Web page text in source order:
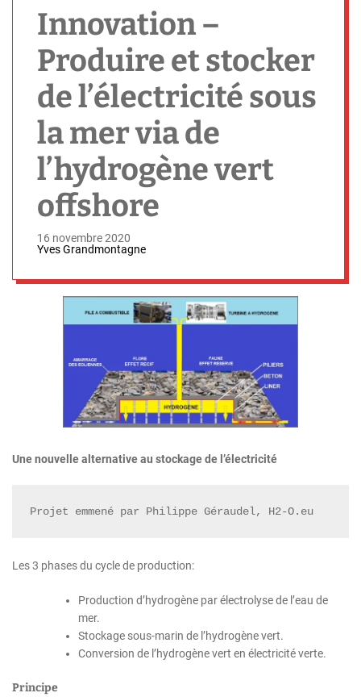
Innovation –
Produire et stocker
de l’électricité sous
la mer via de
l’hydrogène vert
offshore
16 novembre 2020
Yves Grandmontagne
Une nouvelle alternative au stockage de l’électricité
Projet emmené par Philippe Géraudel, H2-O.eu
Les 3 phases du cycle de production:
Production d’hydrogène par électrolyse de l’eau de
mer.
Stockage sous-marin de l’hydrogène vert.
Conversion de l’hydrogène vert en électricité verte.
Principe